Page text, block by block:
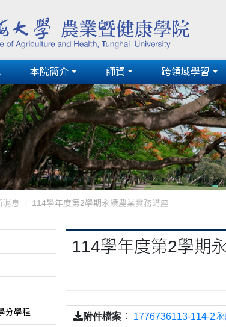
本院簡介 師資 跨領域學習
消息 114學年度第2學期永續農業實務講座
分學程
114學年度第2學期
附件檔案 ： 1776736113-114-2